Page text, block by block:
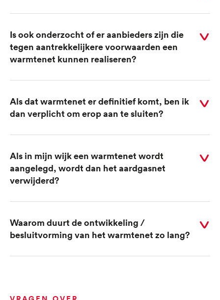
Selecteer
voor
Is ook onderzocht of er aanbieders zijn die
tegen aantrekkelijkere voorwaarden een
warmtenet kunnen realiseren?
Selecteer
voor
antwoord
Als dat warmtenet er definitief komt, ben ik
dan verplicht om erop aan te sluiten?
Selecteer
voor
antwoord
Als in mijn wijk een warmtenet wordt
aangelegd, wordt dan het aardgasnet
verwijderd?
Selecteer
voor
antwoord
Waarom duurt de ontwikkeling /
besluitvorming van het warmtenet zo lang?